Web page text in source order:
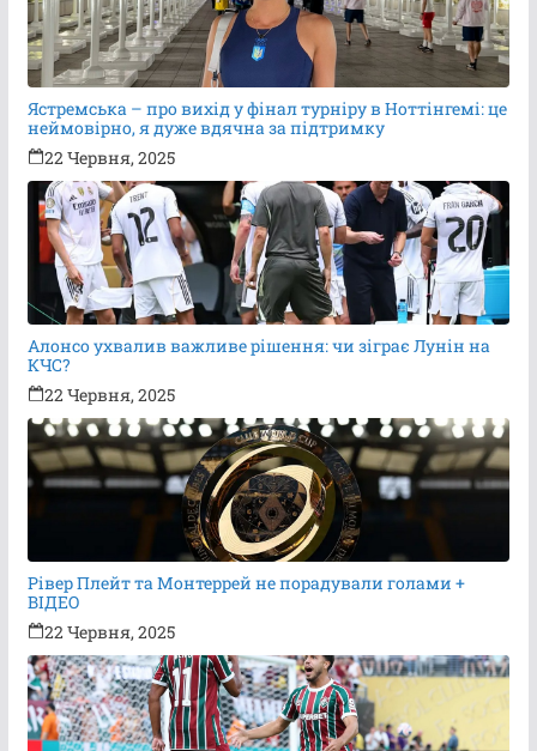
Ястремська – про вихід у фінал турніру в Ноттінгемі: це
неймовірно, я дуже вдячна за підтримку
22 Червня, 2025
Алонсо ухвалив важливе рішення: чи зіграє Лунін на
КЧС?
22 Червня, 2025
Рівер Плейт та Монтеррей не порадували голами +
ВІДЕО
22 Червня, 2025